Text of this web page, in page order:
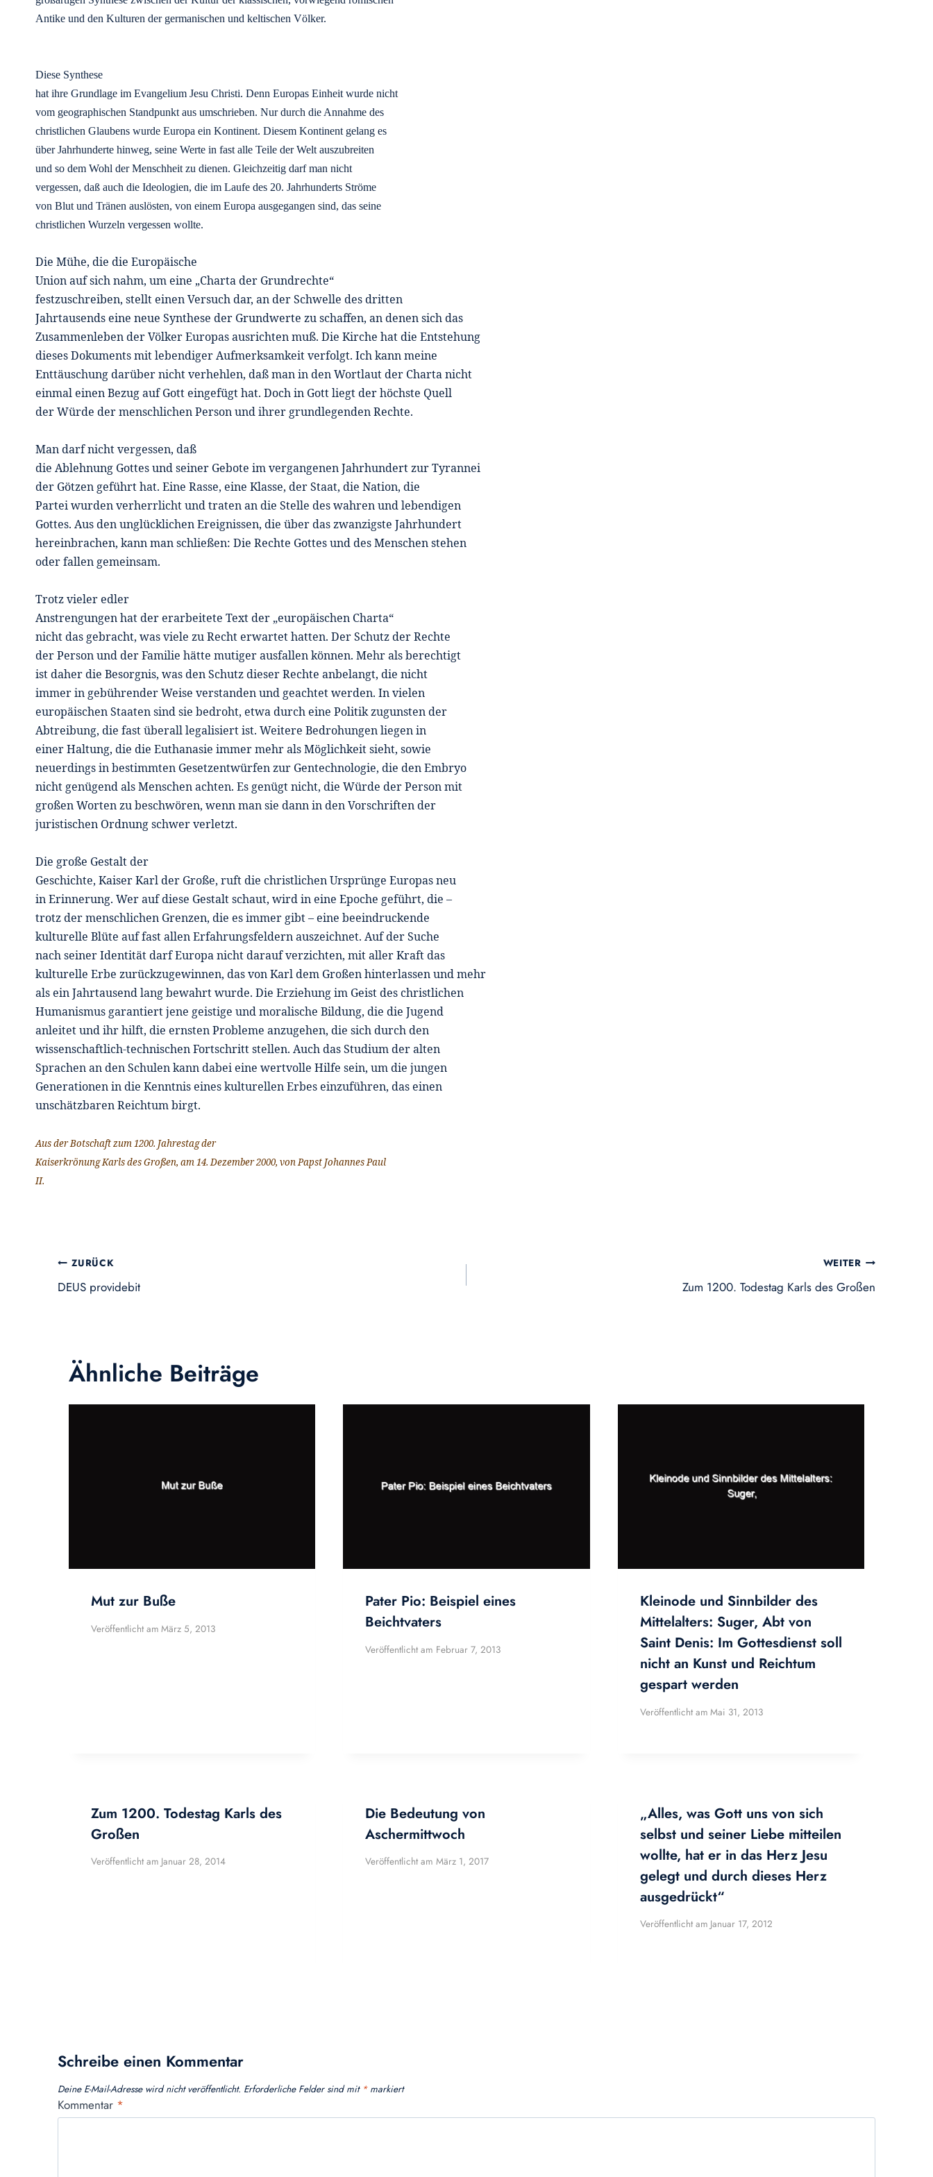
Antike und den Kulturen der germanischen und keltischen Völker.
Diese Synthese
hat ihre Grundlage im Evangelium Jesu Christi. Denn Europas Einheit wurde nicht
vom geographischen Standpunkt aus umschrieben. Nur durch die Annahme des
christlichen Glaubens wurde Europa ein Kontinent. Diesem Kontinent gelang es
über Jahrhunderte hinweg, seine Werte in fast alle Teile der Welt auszubreiten
und so dem Wohl der Menschheit zu dienen. Gleichzeitig darf man nicht
vergessen, daß auch die Ideologien, die im Laufe des 20. Jahrhunderts Ströme
von Blut und Tränen auslösten, von einem Europa ausgegangen sind, das seine
christlichen Wurzeln vergessen wollte.
Die Mühe, die die Europäische
Union auf sich nahm, um eine „Charta der Grundrechte“
festzuschreiben, stellt einen Versuch dar, an der Schwelle des dritten
Jahrtausends eine neue Synthese der Grundwerte zu schaffen, an denen sich das
Zusammenleben der Völker Europas ausrichten muß. Die Kirche hat die Entstehung
dieses Dokuments mit lebendiger Aufmerksamkeit verfolgt. Ich kann meine
Enttäuschung darüber nicht verhehlen, daß man in den Wortlaut der Charta nicht
einmal einen Bezug auf Gott eingefügt hat. Doch in Gott liegt der höchste Quell
der Würde der menschlichen Person und ihrer grundlegenden Rechte.
Man darf nicht vergessen, daß
die Ablehnung Gottes und seiner Gebote im vergangenen Jahrhundert zur Tyrannei
der Götzen geführt hat. Eine Rasse, eine Klasse, der Staat, die Nation, die
Partei wurden verherrlicht und traten an die Stelle des wahren und lebendigen
Gottes. Aus den unglücklichen Ereignissen, die über das zwanzigste Jahrhundert
hereinbrachen, kann man schließen: Die Rechte Gottes und des Menschen stehen
oder fallen gemeinsam.
Trotz vieler edler
Anstrengungen hat der erarbeitete Text der „europäischen Charta“
nicht das gebracht, was viele zu Recht erwartet hatten. Der Schutz der Rechte
der Person und der Familie hätte mutiger ausfallen können. Mehr als berechtigt
ist daher die Besorgnis, was den Schutz dieser Rechte anbelangt, die nicht
immer in gebührender Weise verstanden und geachtet werden. In vielen
europäischen Staaten sind sie bedroht, etwa durch eine Politik zugunsten der
Abtreibung, die fast überall legalisiert ist. Weitere Bedrohungen liegen in
einer Haltung, die die Euthanasie immer mehr als Möglichkeit sieht, sowie
neuerdings in bestimmten Gesetzentwürfen zur Gentechnologie, die den Embryo
nicht genügend als Menschen achten. Es genügt nicht, die Würde der Person mit
großen Worten zu beschwören, wenn man sie dann in den Vorschriften der
juristischen Ordnung schwer verletzt.
Die große Gestalt der
Geschichte, Kaiser Karl der Große, ruft die christlichen Ursprünge Europas neu
in Erinnerung. Wer auf diese Gestalt schaut, wird in eine Epoche geführt, die –
trotz der menschlichen Grenzen, die es immer gibt – eine beeindruckende
kulturelle Blüte auf fast allen Erfahrungsfeldern auszeichnet. Auf der Suche
nach seiner Identität darf Europa nicht darauf verzichten, mit aller Kraft das
kulturelle Erbe zurückzugewinnen, das von Karl dem Großen hinterlassen und mehr
als ein Jahrtausend lang bewahrt wurde. Die Erziehung im Geist des christlichen
Humanismus garantiert jene geistige und moralische Bildung, die die Jugend
anleitet und ihr hilft, die ernsten Probleme anzugehen, die sich durch den
wissenschaftlich-technischen Fortschritt stellen. Auch das Studium der alten
Sprachen an den Schulen kann dabei eine wertvolle Hilfe sein, um die jungen
Generationen in die Kenntnis eines kulturellen Erbes einzuführen, das einen
unschätzbaren Reichtum birgt.
Aus der Botschaft zum 1200. Jahrestag der
Kaiserkrönung Karls des Großen, am 14. Dezember 2000, von Papst Johannes Paul
II.
Beitragsnavigation
ZURÜCK
DEUS providebit
WEITER
Zum 1200. Todestag Karls des Großen
Ähnliche Beiträge
Mut zur Buße
Veröffentlicht am März 5, 2013
Pater Pio: Beispiel eines
Beichtvaters
Veröffentlicht am Februar 7, 2013
Kleinode und Sinnbilder des
Mittelalters: Suger, Abt von
Saint Denis: Im Gottesdienst soll
nicht an Kunst und Reichtum
gespart werden
Veröffentlicht am Mai 31, 2013
Zum 1200. Todestag Karls des
Großen
Veröffentlicht am Januar 28, 2014
Die Bedeutung von
Aschermittwoch
Veröffentlicht am März 1, 2017
„Alles, was Gott uns von sich
selbst und seiner Liebe mitteilen
wollte, hat er in das Herz Jesu
gelegt und durch dieses Herz
ausgedrückt“
Veröffentlicht am Januar 17, 2012
Schreibe einen Kommentar
Deine E-Mail-Adresse wird nicht veröffentlicht. Erforderliche Felder sind mit *markiert
Kommentar *